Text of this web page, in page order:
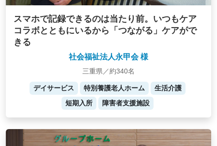
スマホで記録できるのは当たり前。いつもケア
コラボとともにいるから「つながる」ケアがで
きる
社会福祉法人永甲会 様
三重県／約340名
デイサービス 特別養護老人ホーム
生活介護
短期入所
障害者支援施設